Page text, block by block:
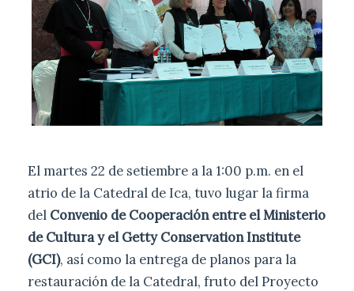
El martes 22 de setiembre a la 1:00 p.m. en el
atrio de la Catedral de Ica, tuvo lugar la firma
del Convenio de Cooperación entre el Ministerio
de Cultura y el Getty Conservation Institute
(GCI), así como la entrega de planos para la
restauración de la Catedral, fruto del Proyecto